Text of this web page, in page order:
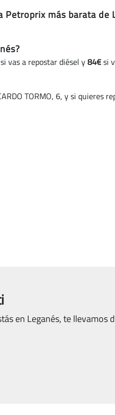
más barata de
si vas a repostar diésel y84€si
TORMO, 6, y si quieres
en Leganés, te